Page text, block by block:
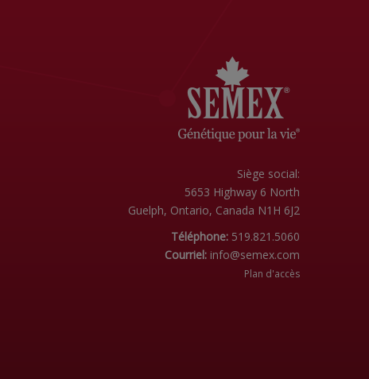
Siège social:
5653 Highway 6 North
Guelph, Ontario, Canada N1H 6J2
Téléphone:519.821.5060
Courriel: info@semex.com
Plan d'accès